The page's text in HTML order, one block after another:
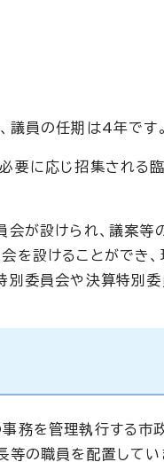
議員の任期は4年です。
要に応じ招集される
が設けられ、議案
を設けることができ
別委員会や決算特別
務を管理執行する
等の職員を配置して